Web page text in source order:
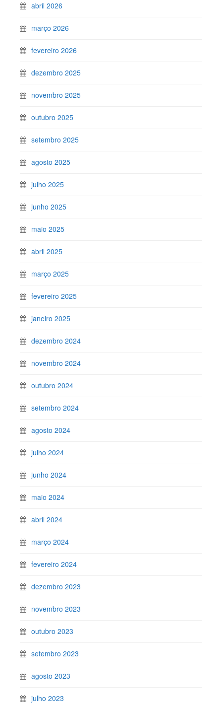
abril 2026
março 2026
fevereiro 2026
dezembro 2025
novembro 2025
outubro 2025
setembro 2025
agosto 2025
julho 2025
junho 2025
maio 2025
abril 2025
março 2025
fevereiro 2025
janeiro 2025
dezembro 2024
novembro 2024
outubro 2024
setembro 2024
agosto 2024
julho 2024
junho 2024
maio 2024
abril 2024
março 2024
fevereiro 2024
dezembro 2023
novembro 2023
outubro 2023
setembro 2023
agosto 2023
julho 2023